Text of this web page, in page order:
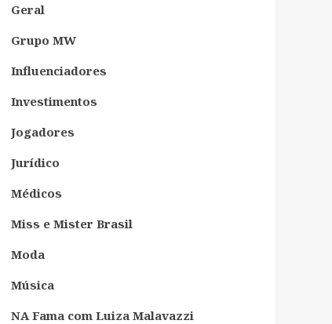
Geral
Grupo MW
Influenciadores
Investimentos
Jogadores
Jurídico
Médicos
Miss e Mister Brasil
Moda
Música
NA Fama com Luiza Malavazzi